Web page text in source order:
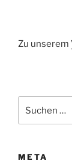
Zu unserem
nach:
META